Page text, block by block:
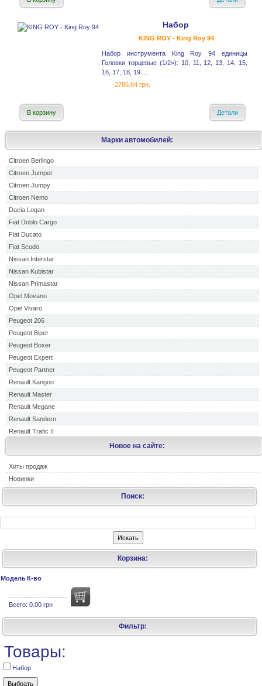
Марки автомобилей:
Citroen Berlingo
Citroen Jumper
Citroen Jumpy
Citroen Nemo
Dacia Logan
Fiat Doblo Cargo
Fiat Ducato
Fiat Scudo
Nissan Interstar
Nissan Kubistar
Nissan Primastar
Opel Movano
Opel Vivaro
Peugeot 206
Peugeot Biper
Peugeot Boxer
Peugeot Expert
Peugeot Partner
Renault Kangoo
Renault Master
Renault Megane
Renault Sandero
Renault Trafic II
Новое на сайте:
Хиты продаж
Новинки
Набор
KING ROY - King Roy 94
Набор инструмента King Roy 94 единицы
Головки торцевые (1/2»): 10, 11, 12, 13, 14, 15,
16, 17, 18, 19 ...
2786.84 грн.
В корзину Детали
Поиск:
Корзина:
Модель К-во
Всего: 0.00 грн
Фильтр:
Товары:
Набор